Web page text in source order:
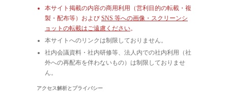
本サイト掲載の内容の商用利用（営利目的の転載・複
製・配布等）および SNS 等への画像・スクリーンシ
ョットの転載はご遠慮ください。
本サイトへのリンクは制限しておりません。
社内会議資料・社内研修等、法人内での社内利用（社
外への再配布を伴わないもの）は制限しておりませ
ん。
アクセス解析とプライバシー